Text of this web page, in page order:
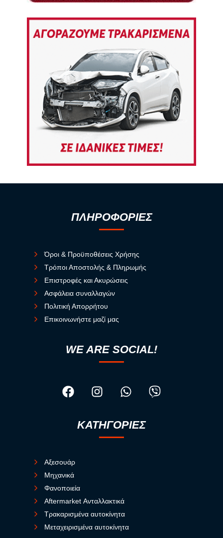
ΠΛΗΡΟΦΟΡΙΕΣ
Όροι & Προϋποθέσεις Χρήσης
Τρόποι Αποστολής & Πληρωμής
Επιστροφές και Ακυρώσεις
Ασφάλεια συναλλαγών
Πολιτική Απορρήτου
Επικοινωνήστε μαζί μας
WE ARE SOCIAL!
ΚΑΤΗΓΟΡΙΕΣ
Αξεσουάρ
Μηχανικά
Φανοποιεία
Aftermarket Ανταλλακτικά
Τρακαρισμένα αυτοκίνητα
Μεταχειρισμένα αυτοκίνητα